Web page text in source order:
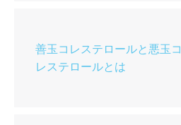
善玉コレステロールと悪玉コ
レステロールとは